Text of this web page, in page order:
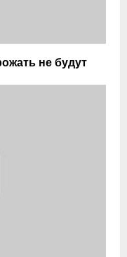
не будут